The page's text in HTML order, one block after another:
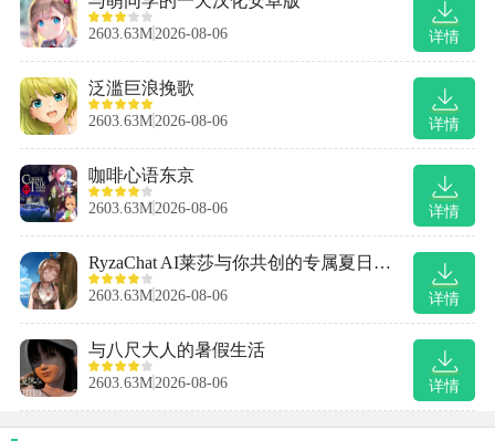
详情
2603.63M 2026-08-06
详情
泛滥巨浪挽歌
2603.63M 2026-08-06
详情
咖啡心语东京
2603.63M 2026-08-06
详情
RyzaChat AI莱莎与你共创的专属夏日梦物语
2603.63M 2026-08-06
详情
与八尺大人的暑假生活
2603.63M 2026-08-06